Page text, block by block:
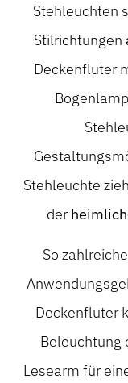
Stehleuchten
Stilrichtungen
Deckenfluter
Stehleuchte
der
So
Deckenfluter
Beleuchtung
Lesearm für